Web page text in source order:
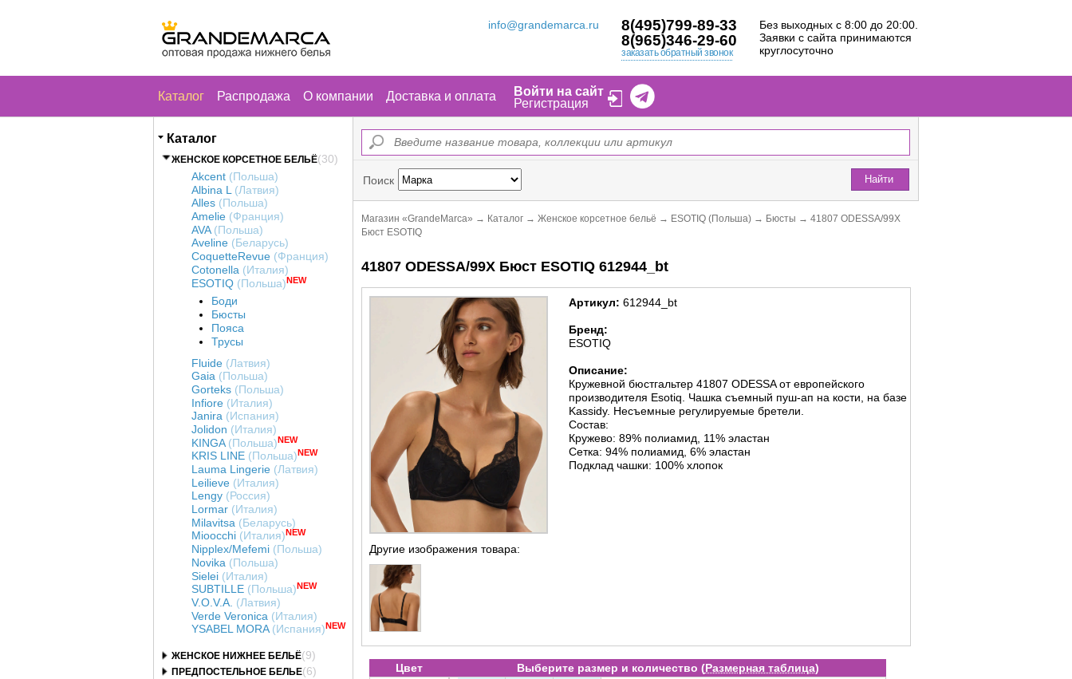
info@grandemarca.ru
8(495)799-89-33
8(965)346-29-60
заказать обратный звонок
Без выходных с 8:00 до 20:00.
Заявки с сайта принимаются
круглосуточно
Каталог Распродажа О компании Доставка и оплата
Войти на сайт
Регистрация
Каталог
ЖЕНСКОЕ КОРСЕТНОЕ БЕЛЬЁ(30)
Akcent (Польша)
Albina L (Латвия)
Alles (Польша)
Amelie (Франция)
AVA (Польша)
Aveline (Беларусь)
CoquetteRevue (Франция)
Cotonella (Италия)
ESOTIQ (Польша)NEW
Боди
Бюсты
Пояса
Трусы
Fluide (Латвия)
Gaia (Польша)
Gorteks (Польша)
Infiore (Италия)
Janira (Испания)
Jolidon (Италия)
KINGA (Польша)NEW
KRIS LINE (Польша) NEW
Lauma Lingerie (Латвия)
Leilieve (Италия)
Lengy (Россия)
Lormar (Италия)
Milavitsa (Беларусь)
Mioocchi (Италия) NEW
Nipplex/Mefemi (Польша)
Novika (Польша)
Sielei (Италия)
SUBTILLE (Польша)NEW
V.O.V.A. (Латвия)
Verde Veronica (Италия)
YSABEL MORA(Испания) NEW
ЖЕНСКОЕ НИЖНЕЕ БЕЛЬЁ(9)
ПРЕДПОСТЕЛЬНОЕ БЕЛЬЕ(6)
Поиск Найти
Магазин «GrandeMarca» → Каталог → Женское корсетное бельё → ESOTIQ (Польша) → Бюсты → 41807 ODESSA/99X
Бюст ESOTIQ
41807 ODESSA/99X Бюст ESOTIQ 612944_bt
Другие изображения товара:
Артикул: 612944_bt
Бренд:
ESOTIQ
Описание:
Кружевной бюстгальтер 41807 ODESSA от европейского
производителя Esotiq. Чашка съемный пуш-ап на кости, на базе
Kassidy. Несъемные регулируемые бретели.
Состав:
Кружево: 89% полиамид, 11% эластан
Сетка: 94% полиамид, 6% эластан
Подклад чашки: 100% хлопок
Цвет Выберите размер и количество (Размерная таблица)